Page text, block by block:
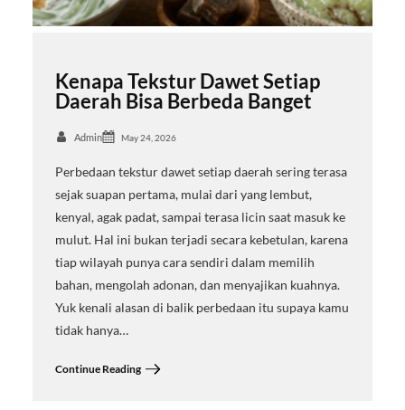
Kenapa Tekstur Dawet Setiap
Daerah Bisa Berbeda Banget
Admin May 24, 2026
Perbedaan tekstur dawet setiap daerah sering terasa
sejak suapan pertama, mulai dari yang lembut,
kenyal, agak padat, sampai terasa licin saat masuk ke
mulut. Hal ini bukan terjadi secara kebetulan, karena
tiap wilayah punya cara sendiri dalam memilih
bahan, mengolah adonan, dan menyajikan kuahnya.
Yuk kenali alasan di balik perbedaan itu supaya kamu
tidak hanya…
Continue Reading